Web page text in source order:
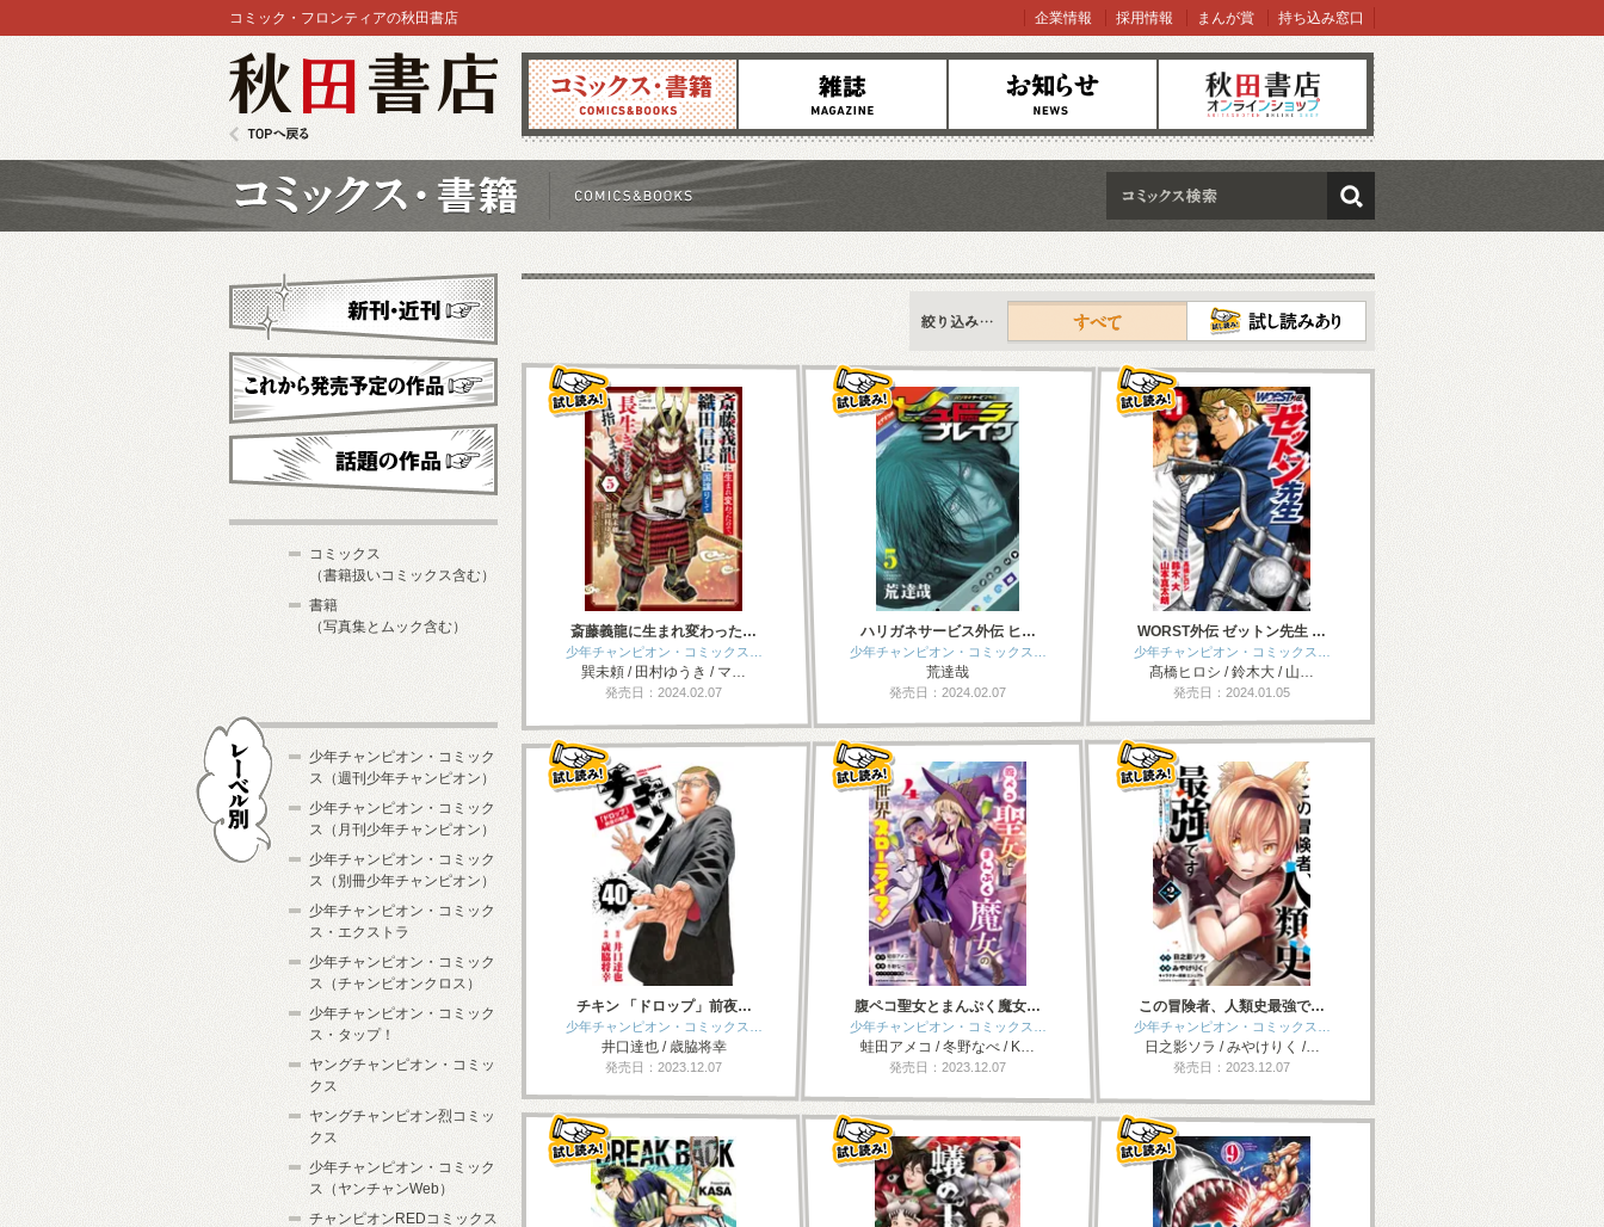
コミックス 雑誌 お知らせ オンラインショップ
コミック・フロンティアの秋田書店 企業情報 採用情報 まんが賞 持ち込み窓口
検索
新刊情報
すべて
斎藤義龍に生まれ変わった…
少年チャンピオン・コミックス…
巽未頼 / 田村ゆうき / マ…
発売日：2024.02.07
ハリガネサービス外伝 ヒ…
少年チャンピオン・コミックス…
荒達哉
発売日：2024.02.07
WORST外伝 ゼットン先生 …
少年チャンピオン・コミックス…
髙橋ヒロシ / 鈴木大 / 山…
発売日：2024.01.05
チキン 「ドロップ」前夜…
少年チャンピオン・コミックス…
井口達也 / 歳脇将幸
発売日：2023.12.07
腹ペコ聖女とまんぷく魔女…
少年チャンピオン・コミックス…
蛙田アメコ / 冬野なべ / K…
発売日：2023.12.07
この冒険者、人類史最強で…
少年チャンピオン・コミックス…
日之影ソラ / みやけりく /…
発売日：2023.12.07
新刊・近刊
これから発売予定
コミックス
（書籍扱いコミックス含む）
書籍
（写真集とムック含む）
少年チャンピオン・コミック
ス（週刊少年チャンピオン）
少年チャンピオン・コミック
ス（月刊少年チャンピオン）
少年チャンピオン・コミック
ス（別冊少年チャンピオン）
少年チャンピオン・コミック
ス・エクストラ
少年チャンピオン・コミック
ス（チャンピオンクロス）
少年チャンピオン・コミック
ス・タップ！
ヤングチャンピオン・コミッ
クス
ヤングチャンピオン烈コミッ
クス
少年チャンピオン・コミック
ス（ヤンチャンWeb）
チャンピオンREDコミックス